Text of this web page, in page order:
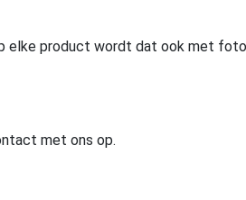
product wordt dat ook met
met ons op.